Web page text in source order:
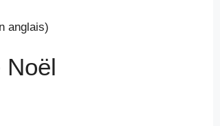
anglais)
Noël